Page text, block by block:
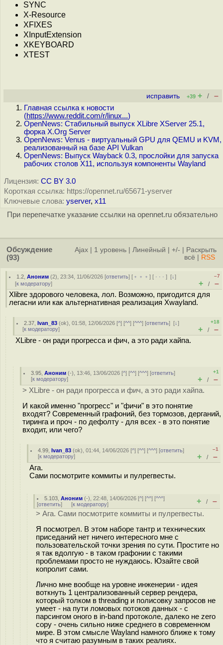
SYNC
X-Resource
XFIXES
XInputExtension
XKEYBOARD
XTEST
исправить +39 + / –
Главная ссылка к новости
(https://www.reddit.com/r/linux...)
OpenNews: Стабильный выпуск XLibre XServer 25.1,
форка X.Org Server
OpenNews: Venus - виртуальный GPU для QEMU и KVM,
реализованный на базе API Vulkan
OpenNews: Выпуск Wayback 0.3, прослойки для запуска
рабочих столов X11, используя компоненты Wayland
Лицензия: CC BY 3.0
Короткая ссылка: https://opennet.ru/65671-yserver
Ключевые слова: yserver, x11
При перепечатке указание ссылки на opennet.ru обязательно
Обсуждение
(93)
Ajax 1 уровень Линейный +/-
Раскрыть
всё
RSS
1.2 ,Аноним (2), 23:34, 11/06/2026 [ответить] [ ﹢﹢﹢] [ · · ·][↓]
[к модератору]
–7
+ / –
Xlibre здорового человека, лол. Возможно, пригодится для
легасни или как альтернативная реализация Xwayland.
2.37 ,Ivan_83 (ok), 01:58, 12/06/2026 [^] [^^] [^^^] [ответить][↓]
[к модератору]
+18
+ / –
XLibre - он ради прогресса и фич, а это ради хайпа.
3.95 ,Аноним (-), 13:46, 13/06/2026 [^] [^^] [^^^] [ответить]
[к модератору]
+1
+ / –
> XLibre - он ради прогресса и фич, а это ради хайпа.
И какой именно "прогресс" и "фичи" в это понятие
входят? Современный графоний, без тормозов, дерганий,
тиринга и проч - по дефолту - для всех - в это понятие
входит, или чего?
4.99 ,Ivan_83 (ok), 01:44, 14/06/2026 [^] [^^] [^^^] [ответить]
[к модератору]
–1
+ / –
Ага.
Сами посмотрите коммиты и пулрегвесты.
5.103 ,Аноним (-), 22:48, 14/06/2026 [^] [^^] [^^^]
[ответить] [к модератору] + / –
> Ага. Сами посмотрите коммиты и пулрегвесты.
Я посмотрел. В этом наборе тантр и технических
приседаний нет ничего интересного мне с
пользовательской точки зрения по сути. Простите но
я так вдолгую - в таком графонии с такими
проблемами просто не нуждаюсь. Юзайте свой
копролит сами.
Лично мне вообще на уровне инженерии - идея
воткнуть 1 централизованный сервер рендера,
который толком в threading и полисовку запросов не
умеет - на пути ломовых потоков данных - с
парсингом оного в in-band протоколе, далеко не zero
copy - очень сильно ниже среднего в современном
мире. В этом смысле Wayland намного ближе к тому
что я считаю разумным в таких реалиях.